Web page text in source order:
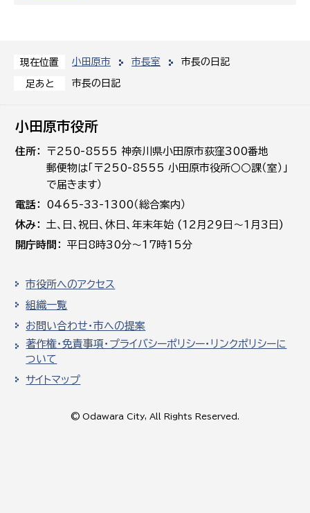
現在位置 小田原市 市長室 市長の日記
足あと 市長の日記
小田原市役所
住所
〒250-8555 神奈川県小田原市荻窪300番地
郵便物は「〒250-8555 小田原市役所○○課（室）」
で届きます）
電話
0465-33-1300（総合案内）
休み
土､日､祝日、休日、年末年始 (12月29日～1月3日)
開庁時間
平日8時30分～17時15分
市役所へのアクセス
組織一覧
お問い合わせ・市への提案
著作権・免責事項・プライバシーポリシー・リンクポリシーに
ついて
サイトマップ
© Odawara City, All Rights Reserved.